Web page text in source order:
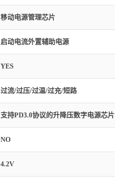
移动电源管理芯片
启动电流外置辅助电源
YES
过流/过压/过温/过充/短路
支持PD3.0协议的升降压数字电源芯片
NO
4.2V